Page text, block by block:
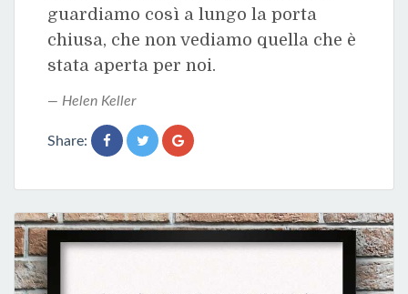
guardiamo così a lungo la porta
chiusa, che non vediamo quella che è
stata aperta per noi.
Helen Keller
Share: